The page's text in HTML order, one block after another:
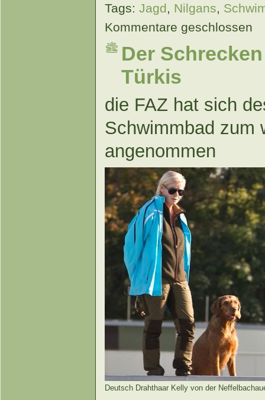
Tags: Jagd, Nilgans,
Kommentare geschlossen
Der
Türkis
die FAZ hat sich
Schwimmbad zum
angenommen
Deutsch Drahthaar Kelly von der